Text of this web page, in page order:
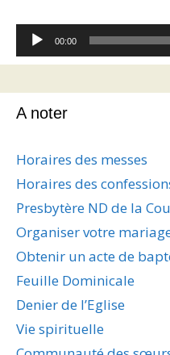
Lecteur
audio
00:00
A noter
Horaires des messes
Horaires des
Presbytère ND de la
Organiser votre
Obtenir un acte de
Feuille Dominicale
Denier de l’Eglise
Vie spirituelle